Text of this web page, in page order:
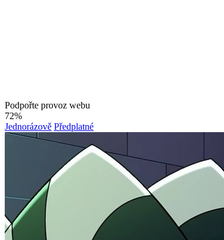
Podpořte provoz webu
72%
Jednorázově Předplatné